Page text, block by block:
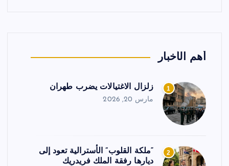
أهم الأخبار
1 زلزال الاغتيالات يضرب طهران
مارس 20, 2026
2
“ملكة القلوب” الأسترالية تعود إلى
ديارها رفقة الملك فريدريك